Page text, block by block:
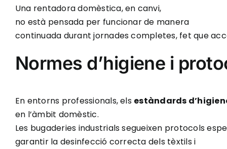
Una rentadora domèstica, en canvi,
no està pensada per funcionar de manera
continuada durant jornades completes, fet que
Normes d’higiene i
En entorns professionals, els estàndards
en l’àmbit domèstic.
Les bugaderies industrials segueixen protocols
garantir la desinfecció correcta dels tèxtils i